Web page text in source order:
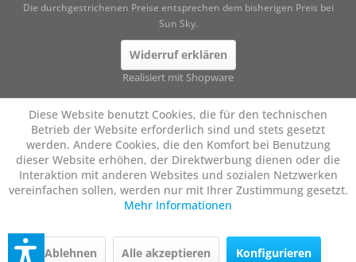
Die durchgestrichenen Preise entsprechen dem bisherigen Preis bei
Sun Sky.
Widerruf erklären
Realisiert mit Shopware
Diese Website benutzt Cookies, die für den technischen
Betrieb der Website erforderlich sind und stets gesetzt
werden. Andere Cookies, die den Komfort bei Benutzung
dieser Website erhöhen, der Direktwerbung dienen oder die
Interaktion mit anderen Websites und sozialen Netzwerken
vereinfachen sollen, werden nur mit Ihrer Zustimmung gesetzt.
Mehr Informationen
Ablehnen Alle akzeptieren Konfigurieren